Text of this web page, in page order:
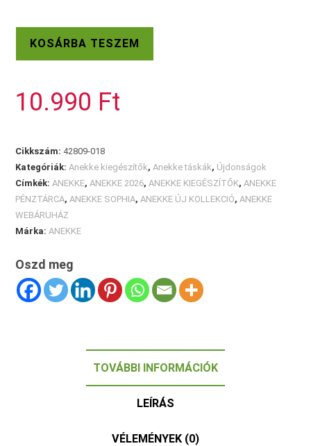
mennyiség
KOSÁRBA TESZEM
10.990 Ft
Cikkszám:42809-018
Kategóriák: Anekke kiegészítők, Anekke táskák, Újdonságok
Címkék: ANEKKE, ANEKKE 2026, ANEKKE KIEGÉSZÍTŐK, ANEKKE
PÉNZTÁRCA, ANEKKE SOPHIA, ANEKKE ÚJ KOLLEKCIÓ, ANEKKE
WEBÁRUHÁZ
Márka: ANEKKE
Oszd meg
TOVÁBBI INFORMÁCIÓK
LEÍRÁS
VÉLEMÉNYEK (0)